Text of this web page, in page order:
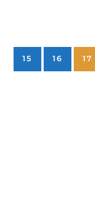
15 16 17